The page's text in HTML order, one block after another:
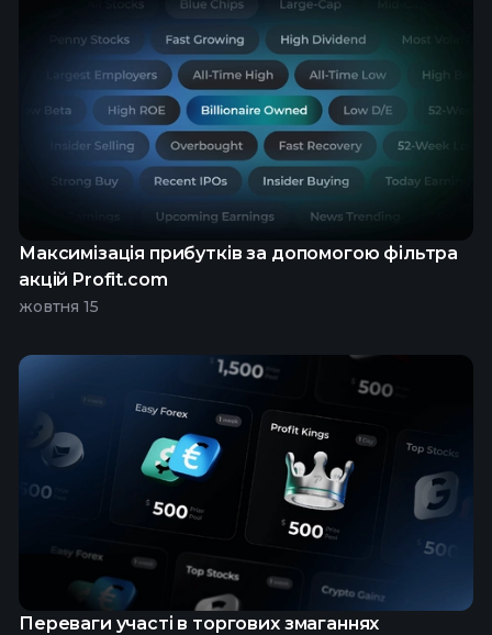
Максимізація прибутків за допомогою фільтра
акцій Profit.com
жовтня 15
Переваги участі в торгових змаганнях